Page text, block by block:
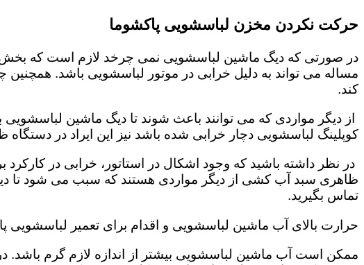
حرکت نکردن مخزن لباسشویی پاکشوما
در صورتی که دیگ ماشین لباسشویی نمی چرخد لازم است که بخش
مساله می تواند به دلیل خرابی در موتور لباسشویی باشد.
کند.
از دیگر مواردی که می توانند باعث شوند تا دیگ ماشین
کوپلینگ لباسشویی دچار خرابی شده باشد نیز این ایراد در
در نظر داشته باشید که وجود اشکال در استاتور، خرابی در
ظاهری سبد آب کشی از دیگر مواردی هستند که سبب می شود تا
تماس بگیرید.
حرارت بالای آب ماشین لباسشویی و اقدام برای تعمیر لباسشویی
ممکن است آب ماشین لباسشویی بیشتر از اندازه لازم گرم باشد.